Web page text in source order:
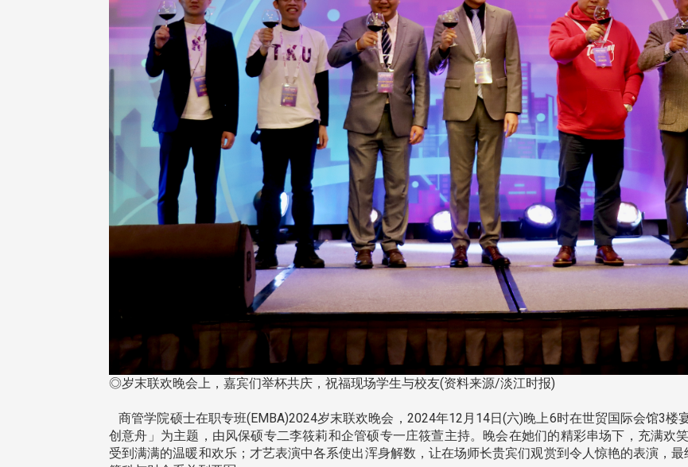
◎岁末联欢晚会上，嘉宾们举杯共庆，祝福现场学生与校友(资料来源/淡江时报)
商管学院硕士在职专班(EMBA)2024岁末联欢晚会，2024年12月14日(六)晚上6时在世贸国际会馆3楼
创意舟」为主题，由风保硕专二李筱莉和企管硕专一庄筱萱主持。晚会在她们的精彩串场下，充满欢
受到满满的温暖和欢乐；才艺表演中各系使出浑身解数，让在场师长贵宾们观赏到令人惊艳的表演，